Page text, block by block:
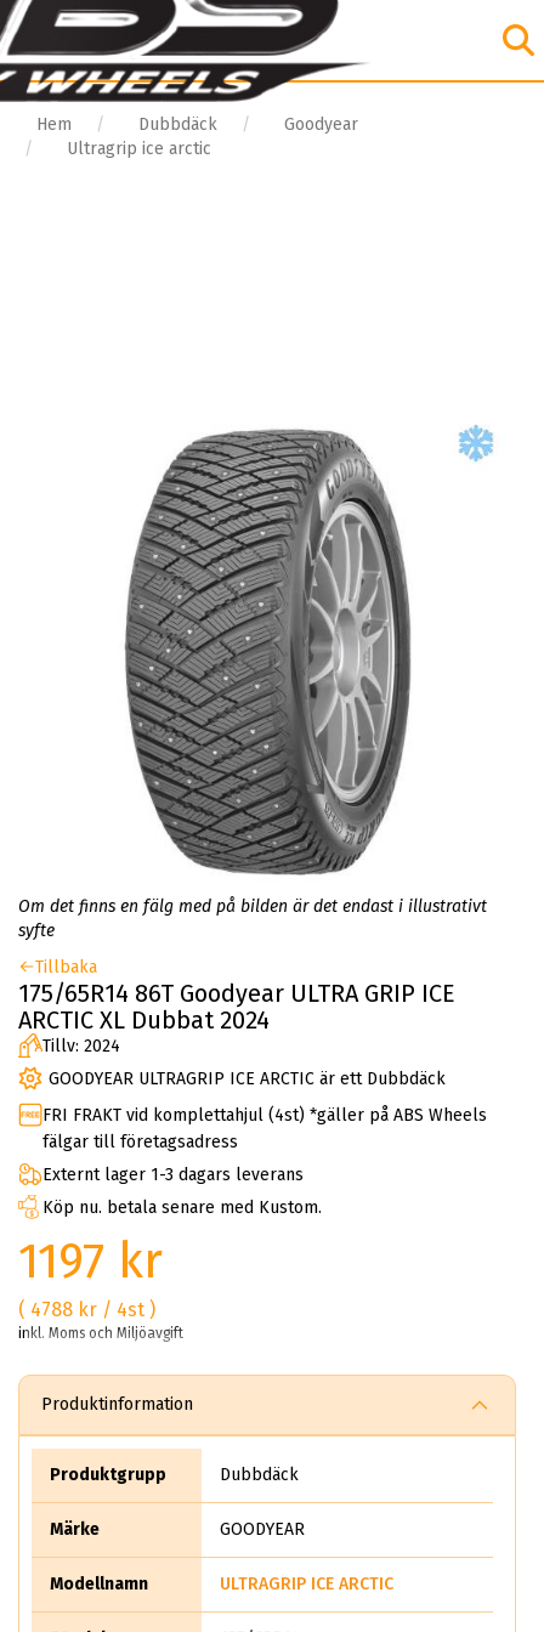
Hem Dubbdäck
Goodyear
Ultragrip ice arctic
Om det finns en fälg med på bilden är det endast i illustrativt
syfte
Tillbaka
175/65R14 86T Goodyear ULTRA GRIP ICE
ARCTIC XL Dubbat 2024
Tillv: 2024
GOODYEAR ULTRAGRIP ICE ARCTIC är ett Dubbdäck
FRI FRAKT vid komplettahjul (4st) *gäller på ABS Wheels
fälgar till företagsadress
Externt lager 1-3 dagars leverans
Köp nu. betala senare med Kustom.
1197 kr
( 4788 kr / 4st )
inkl. Moms och Miljöavgift
Produktinformation
Produktgrupp Dubbdäck
Märke GOODYEAR
Modellnamn ULTRAGRIP ICE ARCTIC